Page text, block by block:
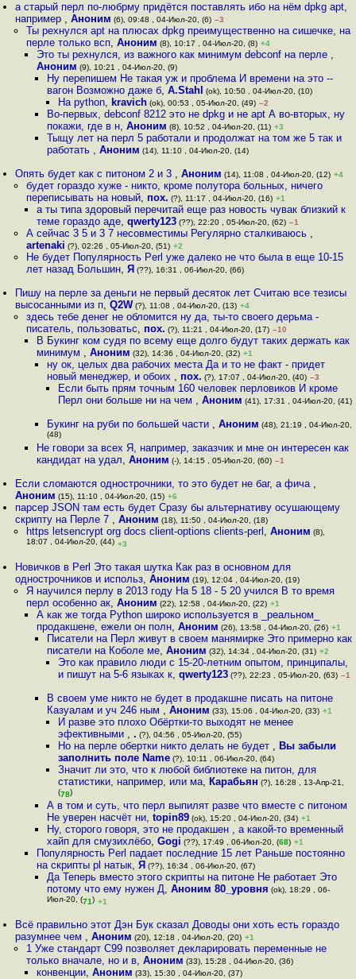
а старый перл по-любрму придётся поставлять ибо на нём dpkg apt,
например ,Аноним (6), 09:48 , 04-Июл-20, (6) –3
Ты рехнулся apt на плюсах dpkg преимущественно на сишечке, на
перле только всп, Аноним (8), 10:17 , 04-Июл-20, (8) +4
Это ты рехнулся, из важного как минимум debconf на перле ,
Аноним (9), 10:21 , 04-Июл-20, (9)
Ну перепишем Не такая уж и проблема И времени на это --
вагон Возможно даже б,A.Stahl (ok), 10:50 , 04-Июл-20, (10)
На python, kravich(ok), 00:53 , 05-Июл-20, (49) –2
Во-первых, debconf 8212 это не dpkg и не apt А во-вторых, ну
покажи, где в н,Аноним (8), 10:52 , 04-Июл-20, (11) +3
Тыщу лет на перл 5 работали и продолжат на том же 5 так и
работать ,Аноним (14), 11:10 , 04-Июл-20, (14)
Опять будет как с питоном 2 и 3 ,Аноним (14), 11:08 , 04-Июл-20, (12) +4
будет гораздо хуже - никто, кроме полутора больных, ничего
переписывать на новый, пох. (?), 11:17 , 04-Июл-20, (16) +1
а ты типа здоровый перечитай еще раз новость чувак близкий к
теме гораздо аде, qwerty123(??), 22:20 , 05-Июл-20, (62) –1
А сейчас 3 5 и 3 7 несовместимы Регулярно сталкиваюсь ,
artenaki (?), 02:26 , 05-Июл-20, (51) +2
Не будет Популярность Perl уже далеко не что была в еще 10-15
лет назад Большин, Я (??), 16:31 , 06-Июл-20, (66)
Пишу на перле за деньги не первый десяток лет Считаю все тезисы
высосанными из п,Q2W (?), 11:08 , 04-Июл-20, (13) +4
здесь тебе денег не обломится ну да, ты-то своего дерьма -
писатель, пользоватьс, пох. (?), 11:21 , 04-Июл-20, (17) –10
В Букинг ком судя по всему еще долго будут таких держать как
минимум , Аноним (32), 14:36 , 04-Июл-20, (32) +1
ну ок, целых два рабочих места Да и то не факт - придет
новый менеджер, и обоих , пох. (?), 17:07 , 04-Июл-20, (40) –3
Если быть прям точным 160 человек перловиков И кроме
Перл они больше ни на чем , Аноним (41), 17:31 , 04-Июл-20, (41)
Букинг на руби по большей части ,Аноним (48), 21:19 , 04-Июл-20,
(48)
Не говори за всех Я, например, заказчик и мне он интересен как
кандидат на удал, Аноним (-), 14:15 , 05-Июл-20, (60) –1
Если сломаются однострочники, то это будет не баг, а фича ,
Аноним (15), 11:10 , 04-Июл-20, (15) +6
парсер JSON там есть будет Сразу бы альтернативу осушающему
скрипту на Перле 7 ,Аноним (18), 11:50 , 04-Июл-20, (18)
https letsencrypt org docs client-options clients-perl , Аноним (8),
18:07 , 04-Июл-20, (44) +3
Новичков в Perl Это такая шутка Как раз в основном для
однострочников и использ,Аноним (19), 12:04 , 04-Июл-20, (19)
Я научился перлу в 2013 году На 5 18 - 5 20 учился В то время
перл особенно ак, Аноним (22), 12:58 , 04-Июл-20, (22) +1
А как же тогда Python широко используется в _реальном_
продакшене, ежели он полн, Аноним (26), 13:58 , 04-Июл-20, (26) +1
Писатели на Перл живут в своем манямирке Это примерно как
писатели на Коболе ме,Аноним (32), 14:34 , 04-Июл-20, (31) +2
Это как правило люди с 15-20-летним опытом, принципалы,
и пишут на 5-6 языках к, qwerty123(??), 22:23 , 05-Июл-20, (63) –1
В своем уме никто не будет в продакшне писать на питоне
Казуалам и уч 246 ным ,Аноним (33), 15:06 , 04-Июл-20, (33) +1
И разве это плохо Обёртки-то выходят не менее
эфективными , . (?), 04:56 , 05-Июл-20, (55)
Но на перле обертки никто делать не будет , Вы забыли
заполнить поле Name(?), 10:11 , 06-Июл-20, (64)
Значит ли это, что к любой библиотеке на питон, для
статистики, например, или ма, Карабьян (?), 16:28 , 13-Апр-21,
(78)
А в том и суть, что перл выпилят разве что вместе с питоном
Не уверен насчёт ни,topin89 (ok), 15:20 , 04-Июл-20, (34) +1
Ну, сторого говоря, это не продакшен , а какой-то временный
хайп для смузихлёбо,Gogi (??), 17:49 , 06-Июл-20, (68) +1
Популярность Perl падает последние 15 лет Раньше постоянно
на скрипты pl натык, Я (??), 16:34 , 06-Июл-20, (67)
Да Теперь вместо этого скрипты на питоне Не работает Это
потому что ему нужен Д,Аноним 80_уровня (ok), 18:29 , 06-
Июл-20, (71) +1
Всё правильно этот Дэн Бук сказал Доводы они хоть есть гораздо
разумнее чем ,Аноним (20), 12:18 , 04-Июл-20, (20) +1
1 Уже стандарт C99 позволяет декларировать переменные не
только вначале, но и в, Аноним (33), 15:28 , 04-Июл-20, (36)
конвенции, Аноним (33), 15:30 , 04-Июл-20, (37)